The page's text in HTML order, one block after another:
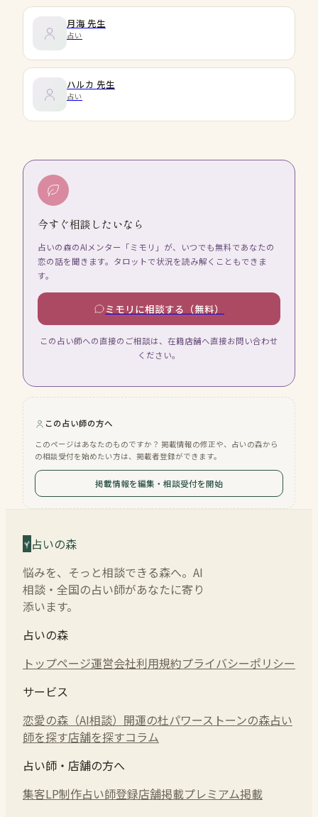
月海 先生
占い
ハルカ 先生
占い
今すぐ相談したいなら
占いの森のAIメンター「ミモリ」が、いつでも無料であなたの
恋の話を聞きます。タロットで状況を読み解くこともできま
す。
ミモリに相談する（無料）
この占い師への直接のご相談は、在籍店舗へ直接お問い合わせ
ください。
この占い師の方へ
このページはあなたのものですか？ 掲載情報の修正や、占いの森から
の相談受付を始めたい方は、掲載者登録ができます。
掲載情報を編集・相談受付を開始
占いの森
悩みを、そっと相談できる森へ。AI
相談・全国の占い師があなたに寄り
添います。
占いの森
トップページ運営会社利用規約プライバシーポリシー
サービス
恋愛の森（AI相談） 開運の杜パワーストーンの森占い
師を探す店舗を探すコラム
占い師・店舗の方へ
集客LP制作占い師登録店舗掲載プレミアム掲載